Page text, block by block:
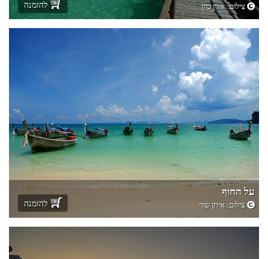
צילום:אורן כהן להזמנה
על החוף
צילום:איתן שור להזמנה